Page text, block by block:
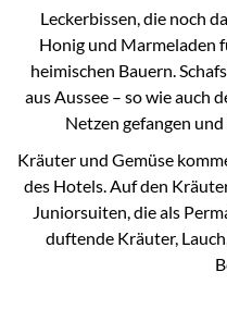
Leckerbissen, die noch
Honig und Marmeladen
heimischen Bauern.
aus Aussee – so wie auch
Netzen gefangen
Kräuter und Gemüse
des Hotels. Auf den
Juniorsuiten, die als
duftende Kräuter,